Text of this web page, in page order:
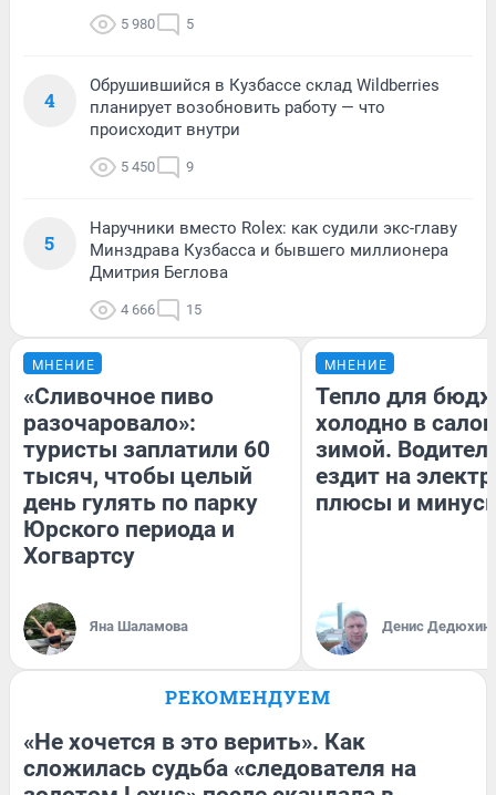
5 980 5
4
Обрушившийся в Кузбассе склад Wildberries
планирует возобновить работу — что
происходит внутри
5 450 9
5
Наручники вместо Rolex: как судили экс-главу
Минздрава Кузбасса и бывшего миллионера
Дмитрия Беглова
4 666 15
МНЕНИЕ
«Сливочное пиво
разочаровало»:
туристы заплатили 60
тысяч, чтобы целый
день гулять по парку
Юрского периода и
Хогвартсу
Яна Шаламова
МНЕНИЕ
Тепло для
холодно в
зимой.
ездит на
плюсы и
Денис Дедюхин
РЕКОМЕНДУЕМ
«Не хочется в это верить». Как
сложилась судьба «следователя на